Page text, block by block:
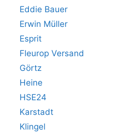
Eddie Bauer
Erwin Müller
Esprit
Fleurop Versand
Görtz
Heine
HSE24
Karstadt
Klingel